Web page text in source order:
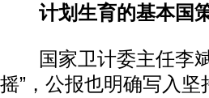
计划生育的基本国
国家卫计委主任李斌
摇”，公报也明确写入